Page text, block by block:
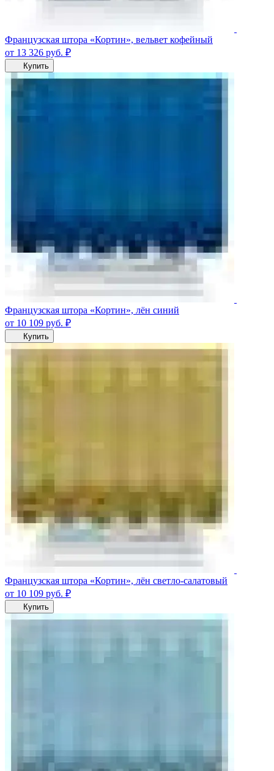
Французская штора «Кортин», вельвет кофейный
от 13 326 руб. ₽
Купить
Французская штора «Кортин», лён синий
от 10 109 руб. ₽
Купить
Французская штора «Кортин», лён светло-салатовый
от 10 109 руб. ₽
Купить